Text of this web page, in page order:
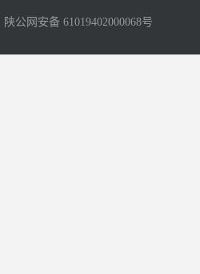
陕公网安备 61019402000068号